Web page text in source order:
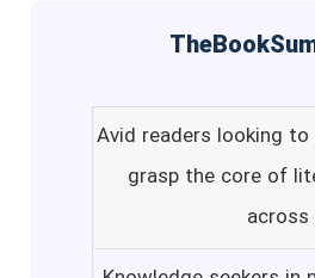
Avid readers looking to
grasp the core of
across